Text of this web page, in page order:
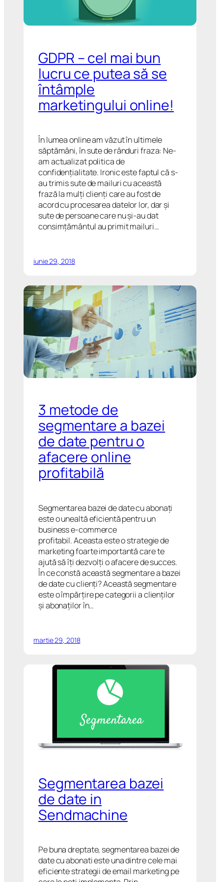
GDPR – cel mai bun
lucru ce putea să se
întâmple
marketingului online!
În lumea online am văzut în ultimele
săptămâni, în sute de rânduri fraza: Ne-
am actualizat politica de
confidențialitate. Ironic este faptul că s-
au trimis sute de mailuri cu această
frază la mulți clienți care au fost de
acord cu procesarea datelor lor, dar și
sute de persoane care nu și-au dat
consimțământul au primit mailuri…
iunie 29, 2018
3 metode de
segmentare a bazei
de date pentru o
afacere online
profitabilă
Segmentarea bazei de date cu abonați
este o unealtă eficientă pentru un
business e-commerce
profitabil. Aceasta este o strategie de
marketing foarte importantă care te
ajută să îți dezvolți o afacere de succes.
În ce constă această segmentare a bazei
de date cu clienți? Această segmentare
este o împărțire pe categorii a clienților
și abonaților în…
martie 29, 2018
Segmentarea bazei
de date in
Sendmachine
Pe buna dreptate, segmentarea bazei de
date cu abonati este una dintre cele mai
eficiente strategii de email marketing pe